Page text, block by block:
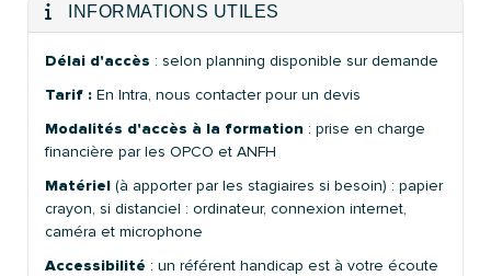
INFORMATIONS UTILES
Délai d'accès : selon planning disponible sur demande
Tarif : En Intra, nous contacter pour un devis
Modalités d'accès à la formation : prise en charge
financière par les OPCO et ANFH
Matériel (à apporter par les stagiaires si besoin) : papier
crayon, si distanciel : ordinateur, connexion internet,
caméra et microphone
Accessibilité : un référent handicap est à votre écoute